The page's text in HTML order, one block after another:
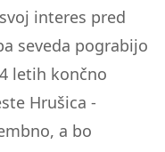
interes pred
seveda pograbijo
letih končno
Hrušica -
a bo